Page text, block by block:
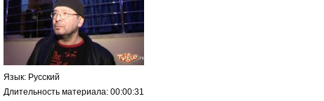
Язык: Русский
Длительность материала: 00:00:31